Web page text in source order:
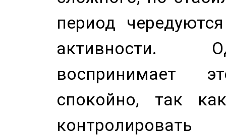
период
активности.
воспринимает
спокойно, так